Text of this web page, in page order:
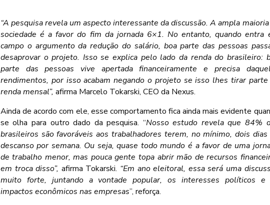
“A pesquisa revela um aspecto interessante da discussão. A ampla
sociedade é a favor do fim da jornada 6×1. No entanto, quando entra
campo o argumento da redução do salário, boa parte das pessoas
desaprovar o projeto. Isso se explica pelo lado da renda do brasileiro:
parte das pessoas vive apertada financeiramente e precisa
rendimentos, por isso acabam negando o projeto se isso lhes tirar parte
renda mensal”, afirma Marcelo Tokarski, CEO da Nexus.
Ainda de acordo com ele, esse comportamento fica ainda mais evidente
se olha para outro dado da pesquisa. “Nosso estudo revela que 84%
brasileiros são favoráveis aos trabalhadores terem, no mínimo, dois dias
descanso por semana. Ou seja, quase todo mundo é a favor de uma
de trabalho menor, mas pouca gente topa abrir mão de recursos
em troca disso”, afirma Tokarski. “Em ano eleitoral, essa será uma
muito forte, juntando a vontade popular, os interesses políticos e
impactos econômicos nas empresas”, reforça.